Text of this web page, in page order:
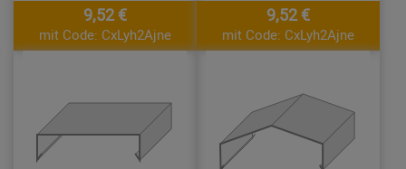
9,52 €
mit Code: CxLyh2Ajne
9,52 €
mit Code: CxLyh2Ajne